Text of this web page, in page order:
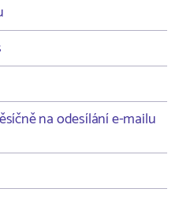
na odesílání e-mailu